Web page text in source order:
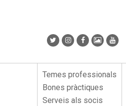
Menu
lateral
Temes professionals
Bones pràctiques
Serveis als socis